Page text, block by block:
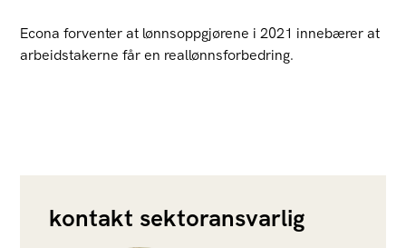
Econa forventer at lønnsoppgjørene i 2021 innebærer at
arbeidstakerne får en reallønnsforbedring.
kontakt sektoransvarlig